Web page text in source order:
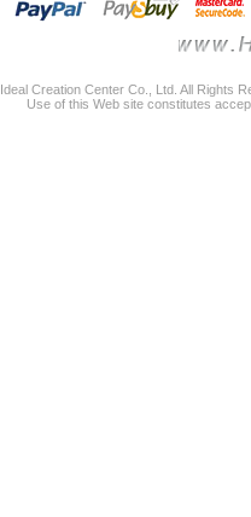
Creation Center Co., Ltd. All Rights
Use of this Web site constitutes